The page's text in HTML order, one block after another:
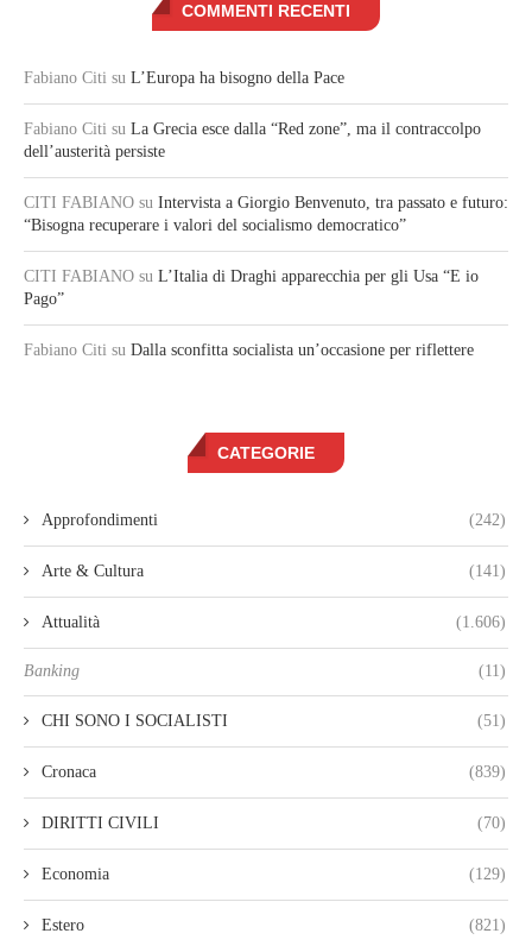
COMMENTI RECENTI
Fabiano Citi su L’Europa ha bisogno della Pace
Fabiano Citi su La Grecia esce dalla “Red zone”, ma il contraccolpo
dell’austerità persiste
CITI FABIANO su Intervista a Giorgio Benvenuto, tra passato e futuro:
“Bisogna recuperare i valori del socialismo democratico”
CITI FABIANO su L’Italia di Draghi apparecchia per gli Usa “E io
Pago”
Fabiano Citi su Dalla sconfitta socialista un’occasione per riflettere
CATEGORIE
Approfondimenti (242)
Arte & Cultura (141)
Attualità (1.606)
Banking (11)
CHI SONO I SOCIALISTI (51)
Cronaca (839)
DIRITTI CIVILI (70)
Economia (129)
Estero (821)